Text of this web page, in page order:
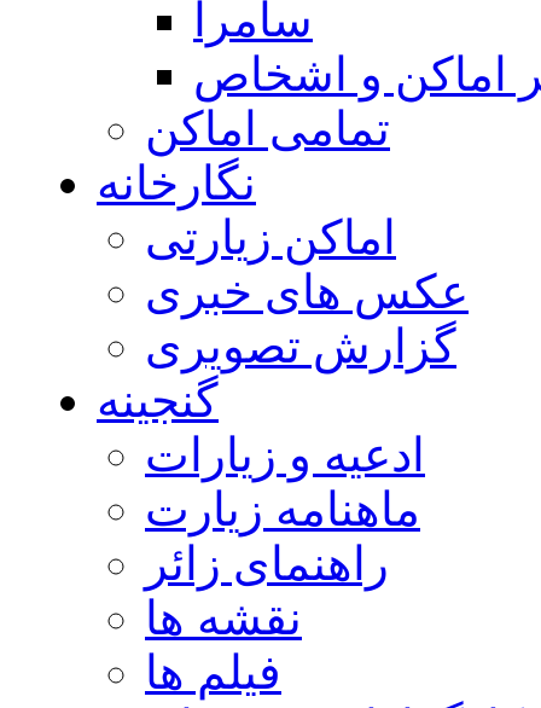
سامرا
اماكن و اشخاص
تمامی اماکن
نگارخانه
اماکن زیارتی
عکس های خبری
گزارش تصویری
گنجینه
ادعیه و زیارات
ماهنامه زیارت
راهنمای زائر
نقشه ها
فیلم ها